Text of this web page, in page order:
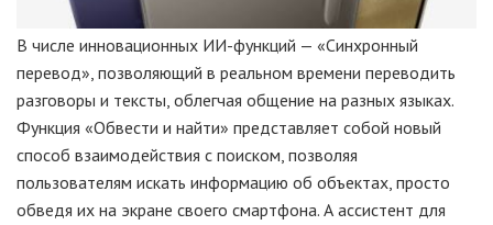
В числе инновационных ИИ-функций — «Синхронный
перевод», позволяющий в реальном времени переводить
разговоры и тексты, облегчая общение на разных языках.
Функция «Обвести и найти» представляет собой новый
способ взаимодействия с поиском, позволяя
пользователям искать информацию об объектах, просто
обведя их на экране своего смартфона. А ассистент для